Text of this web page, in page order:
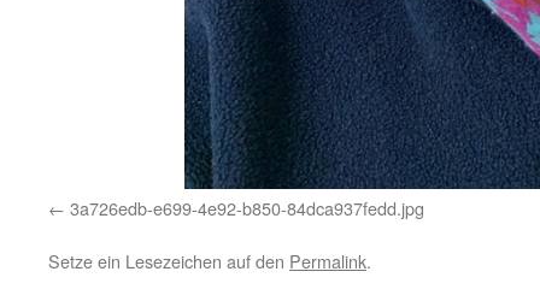
3a726edb-e699-4e92-b850-84dca937fedd.jpg
Setze ein Lesezeichen auf den Permalink.